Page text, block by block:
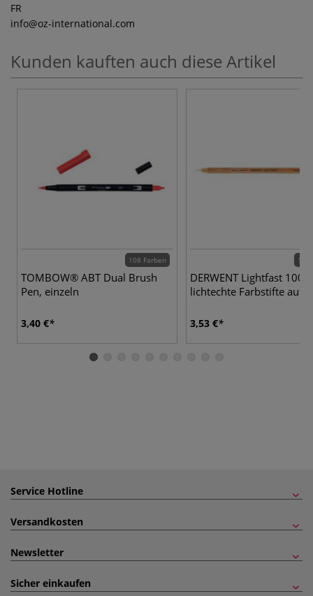
FR
info@oz-international.com
Kunden kauften auch diese Artikel
108 Farben
TOMBOW® ABT Dual Brush
Pen, einzeln
3,40 €
100
DERWENT Lightfast 100
lichtechte Farbstifte auf
3,53 €
Service Hotline
Versandkosten
Newsletter
Sicher einkaufen